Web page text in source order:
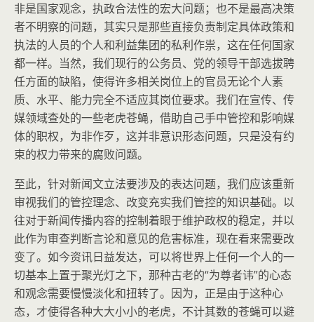
非是国家观念，执政合法性的宏大问题；也不是最高决策
者不明察的问题，其实只是那些直接负责制定具体政策和
执法的人员的个人和利益集团的私利作祟，这在任何国家
都一样。当然，我们现行的公务员、党的领导干部选拔聘
任方面的缺陷，使得许多相关岗位上的官员无论个人素
质、水平、能力完全不适应其岗位要求。我们在宣传、传
媒领域查处的一些老虎苍蝇，借助自己手中管控和影响媒
体的职权，为非作歹，这并非意识形态问题，只是没有约
束的权力带来的腐败问题。
至此，针对新闻文立法要涉及的表达问题，我们应该重新
审视我们的管控理念、改变充实我们管控的知识基础。以
往对于新闻传播内容的控制着眼于维护政权的稳定，并以
此作为审查判断言论和意见的危害标准，现在看来需要改
变了。如今资讯日益发达，可以将世界上任何一个人的一
切基本上置于聚光灯之下，那种古老的“为尊者讳”的心态
和观念需要慢慢淡化和扭转了。因为，正是由于这种心
态，才使得各种大大小小的老虎，不计其数的苍蝇可以避